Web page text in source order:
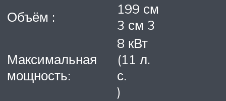
Объём :
199 см
3 см 3
Максимальная
мощность:
8 кВт
(11 л.
с.
)